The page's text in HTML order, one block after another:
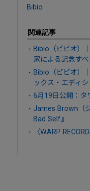
Bibio
関連記事
Bibio（ビビオ）
家による記念す
Bibio（ビビオ）
ックス・エディ
6月19日公開：タ
James Brown（
Bad Self』
〈WARP